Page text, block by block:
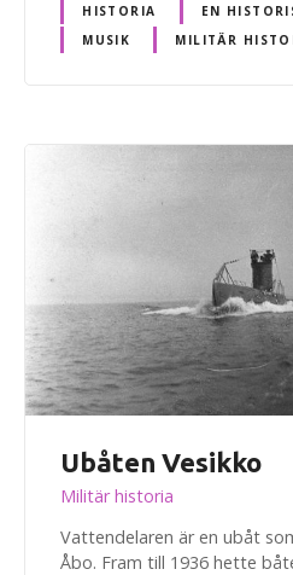
HISTORIA
EN
MUSIK
MILITÄR
Ubåten Vesikko
Militär historia
Vattendelaren är en ubåt
Åbo. Fram till 1936 hette